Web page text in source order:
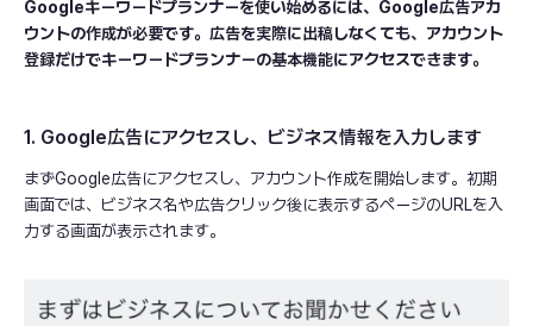
Googleキーワードプランナーを使い始めるには、Google広告アカ
ウントの作成が必要です。広告を実際に出稿しなくても、アカウント
登録だけでキーワードプランナーの基本機能にアクセスできます。
1. Google広告にアクセスし、ビジネス情報を入力します
まずGoogle広告にアクセスし、アカウント作成を開始します。初期
画面では、ビジネス名や広告クリック後に表示するページのURLを入
力する画面が表示されます。